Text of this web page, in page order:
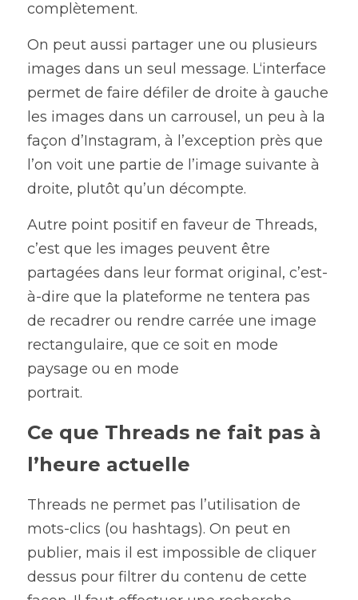
complètement.
On peut aussi partager une ou plusieurs
images dans un seul message. L‘interface
permet de faire défiler de droite à gauche
les images dans un carrousel, un peu à la
façon d’Instagram, à l’exception près que
l’on voit une partie de l’image suivante à
droite, plutôt qu’un décompte.
Autre point positif en faveur de Threads,
c’est que les images peuvent être
partagées dans leur format original, c’est-
à-dire que la plateforme ne tentera pas
de recadrer ou rendre carrée une image
rectangulaire, que ce soit en mode
paysage ou en mode
portrait.
Ce que Threads ne fait pas à
l’heure actuelle
Threads ne permet pas l’utilisation de
mots-clics (ou hashtags). On peut en
publier, mais il est impossible de cliquer
dessus pour filtrer du contenu de cette